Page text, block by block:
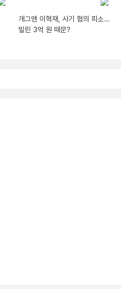
개그맨 이혁재, 사기 혐의 피소…
빌린 3억 원 때문?